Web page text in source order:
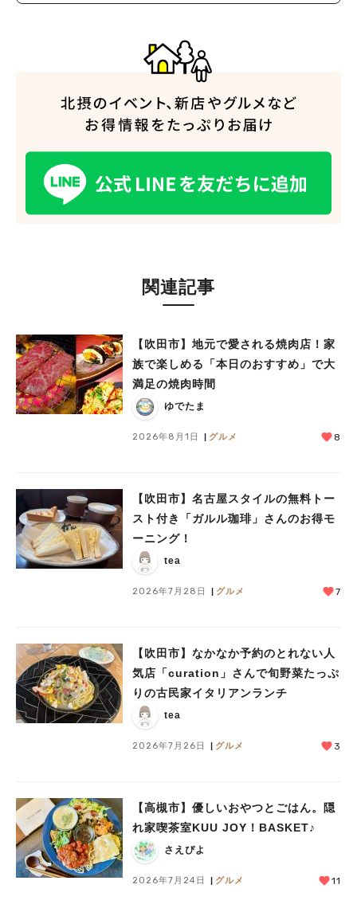
関連記事
【吹田市】地元で愛される焼肉店！家
族で楽しめる「本日のおすすめ」で大
満足の焼肉時間
ゆでたま
2026年8月1日 グルメ 8
【吹田市】名古屋スタイルの無料トー
スト付き「ガルル珈琲」さんのお得モ
ーニング！
tea
2026年7月28日 グルメ 7
【吹田市】なかなか予約のとれない人
気店「curation」さんで旬野菜たっぷ
りの古民家イタリアンランチ
tea
2026年7月26日 グルメ 3
【高槻市】優しいおやつとごはん。隠
れ家喫茶室KUU JOY！BASKET♪
さえぴよ
2026年7月24日 グルメ 11
人気のキーワード
#今週どこいく？#自然とふれあう#ランチ#カフェ#まとめ
#教えたい／教えて投稿記事#大阪学院大 商品開発プロジェクト
#あなたはどっち？